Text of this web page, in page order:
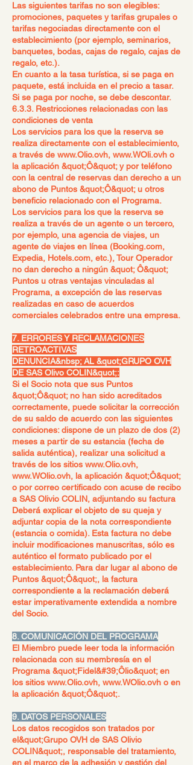
Las siguientes tarifas no son elegibles:
promociones, paquetes y tarifas grupales o
tarifas negociadas directamente con el
establecimiento (por ejemplo, seminarios,
banquetes, bodas, cajas de regalo, cajas de
regalo, etc.).
En cuanto a la tasa turística, si se paga en
paquete, está incluida en el precio a tasar.
Si se paga por noche, se debe descontar.
6.3.3. Restricciones relacionadas con las
condiciones de venta
Los servicios para los que la reserva se
realiza directamente con el establecimiento,
a través de www.Olio.ovh, www.WOli.ovh o
la aplicación &quot;Ô&quot; y por teléfono
con la central de reservas dan derecho a un
abono de Puntos &quot;Ô&quot; u otros
beneficio relacionado con el Programa.
Los servicios para los que la reserva se
realiza a través de un agente o un tercero,
por ejemplo, una agencia de viajes, un
agente de viajes en línea (Booking.com,
Expedia, Hotels.com, etc.), Tour Operador
no dan derecho a ningún &quot; Ô&quot;
Puntos u otras ventajas vinculadas al
Programa, a excepción de las reservas
realizadas en caso de acuerdos
comerciales celebrados entre una empresa.
7. ERRORES Y RECLAMACIONES
RETROACTIVAS
DENUNCIA&nbsp; AL &quot;GRUPO OVH
DE SAS Olivo COLIN&quot;:
Si el Socio nota que sus Puntos
&quot;Ô&quot; no han sido acreditados
correctamente, puede solicitar la corrección
de su saldo de acuerdo con las siguientes
condiciones: dispone de un plazo de dos (2)
meses a partir de su estancia (fecha de
salida auténtica), realizar una solicitud a
través de los sitios www.Olio.ovh,
www.WOlio.ovh, la aplicación &quot;Ô&quot;
o por correo certificado con acuse de recibo
a SAS Olivio COLIN, adjuntando su factura
Deberá explicar el objeto de su queja y
adjuntar copia de la nota correspondiente
(estancia o comida). Esta factura no debe
incluir modificaciones manuscritas, sólo es
auténtico el formato publicado por el
establecimiento. Para dar lugar al abono de
Puntos &quot;Ô&quot;, la factura
correspondiente a la reclamación deberá
estar imperativamente extendida a nombre
del Socio.
8. COMUNICACIÓN DEL PROGRAMA
El Miembro puede leer toda la información
relacionada con su membresía en el
Programa &quot;Fidel&#39;Ôlio&quot; en
los sitios www.Olio.ovh, www.WOlio.ovh o en
la aplicación &quot;Ô&quot;.
9. DATOS PERSONALES
Los datos recogidos son tratados por
el&quot;Grupo OVH de SAS Olivio
COLIN&quot;, responsable del tratamiento,
en el marco de la adhesión y gestión del